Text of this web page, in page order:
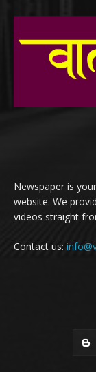
Newspaper is
website. We
videos straight
Contact us: